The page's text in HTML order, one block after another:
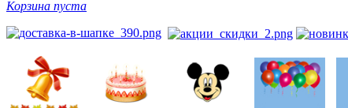
Корзина пуста